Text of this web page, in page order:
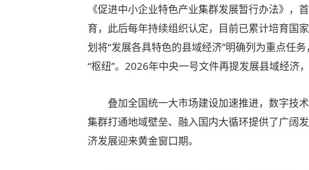
《促进中小企业特色产业集群发展暂行办法》，
育，此后每年持续组织认定，目前已累计培育国
划将“发展各具特色的县域经济”明确列为重点任
“枢纽”。2026年中央一号文件再提发展县域经济
叠加全国统一大市场建设加速推进， 数字技术
集群打通地域壁垒、融入国内大循环提供了广阔
济发展迎来黄金窗口期。